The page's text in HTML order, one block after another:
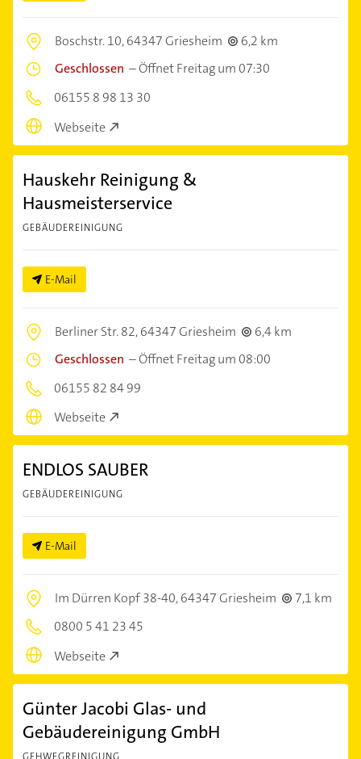
Boschstr. 10,64347 Griesheim
6,2 km
Geschlossen –Öffnet Freitag um 07:30
06155 8 98 13 30
Webseite
Hauskehr Reinigung &
Hausmeisterservice
GEBÄUDEREINIGUNG
E-Mail
Berliner Str. 82,64347 Griesheim
6,4 km
Geschlossen –Öffnet Freitag um 08:00
06155 82 84 99
Webseite
ENDLOS SAUBER
GEBÄUDEREINIGUNG
E-Mail
Im Dürren Kopf 38-40,64347 Griesheim
7,1 km
0800 5 41 23 45
Webseite
Günter Jacobi Glas- und
Gebäudereinigung GmbH
GEHWEGREINIGUNG